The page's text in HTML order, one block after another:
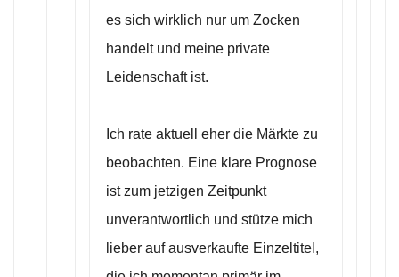
es sich wirklich nur um Zocken
handelt und meine private
Leidenschaft ist.
Ich rate aktuell eher die Märkte zu
beobachten. Eine klare Prognose
ist zum jetzigen Zeitpunkt
unverantwortlich und stütze mich
lieber auf ausverkaufte Einzeltitel,